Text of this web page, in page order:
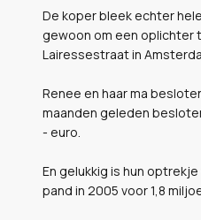
De koper bleek echter
gewoon om een oplichter
Lairessestraat in
Renee en haar ma
maanden geleden
- euro.
En gelukkig is hun
pand in 2005 voor 1,8